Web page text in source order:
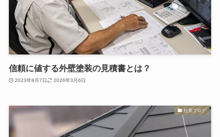
信頼に値する外壁塗装の見積書とは？
2023年8月7日 2026年3月6日
社長ブログ